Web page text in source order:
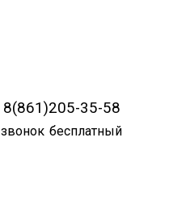
8(861)205-35-58
звонок бесплатный